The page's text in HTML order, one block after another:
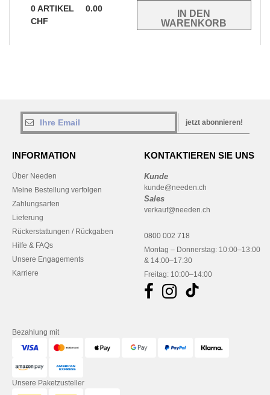
0ARTIKEL
0.00
CHF
jetzt abonnieren!
INFORMATION
Über Needen
Meine Bestellung verfolgen
Zahlungsarten
Lieferung
Rückerstattungen / Rückgaben
Hilfe & FAQs
Unsere Engagements
Karriere
KONTAKTIEREN SIE UNS
Kunde
kunde@needen.ch
Sales
verkauf@needen.ch
0800 002 718
Montag – Donnerstag: 10:00–13:00
& 14:00–17:30
Freitag: 10:00–14:00
Bezahlung mit
Unsere Paketzusteller